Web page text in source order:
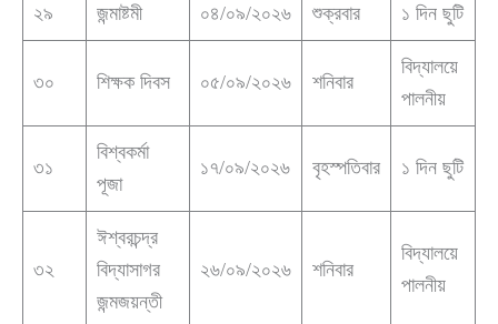
২৯ জন্মাষ্টমী ০৪/০৯/২০২৬ শুক্রবার ১ দিন ছুটি
৩০ শিক্ষক দিবস ০৫/০৯/২০২৬ শনিবার
বিদ্যালয়ে
পালনীয়
৩১
বিশ্বকর্মা
পূজা
১৭/০৯/২০২৬ বৃহস্পতিবার ১ দিন ছুটি
৩২
ঈশ্বরচন্দ্র
বিদ্যাসাগর
জন্মজয়ন্তী
২৬/০৯/২০২৬ শনিবার
বিদ্যালয়ে
পালনীয়